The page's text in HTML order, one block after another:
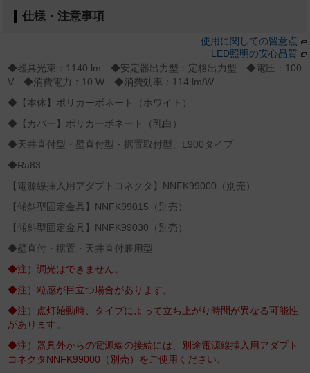
仕様・注意事項
使用に関しての留意点
LED照明の安心品質
◆器具光束：1140 lm ◆安定器出力型：定格出力型 ◆電圧：100
V ◆消費電力：10 W ◆消費効率：114 lm/W
◆【本体】ポリカーボネート（ホワイト）
◆【カバー】ポリカーボネート（乳白）
◆天井直付型・壁直付型・据置取付型、L900タイプ
◆Ra83
【電源線挿入用アダプトコネクタ】NNFK99000（別売）
【傾斜型固定金具】NNFK99015（別売）
【傾斜型固定金具】NNFK99030（別売）
◆壁直付・据置・天井直付兼用型
◆注）調光はできません。
◆注）粒感が目立つ場合があります。
◆注）点灯始動時、タイプによって立ち上がり時間が異なる可能性
があります。
◆注）器具外からの電源線の接続には、別途電源線挿入用アダプト
コネクタNNFK99000（別売）をご使用ください。